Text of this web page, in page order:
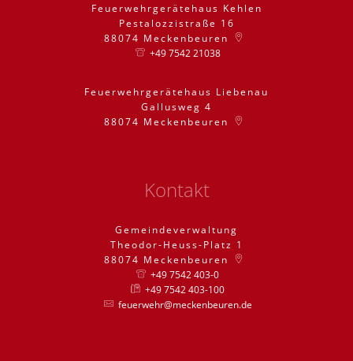
Feuerwehrgerätehaus Kehlen
Pestalozzistraße 16
88074 Meckenbeuren
+49 7542 21038
Feuerwehrgerätehaus Liebenau
Gallusweg 4
88074 Meckenbeuren
Kontakt
Gemeindeverwaltung
Theodor-Heuss-Platz 1
88074 Meckenbeuren
+49 7542 403-0
+49 7542 403-100
feuerwehr@meckenbeuren.de